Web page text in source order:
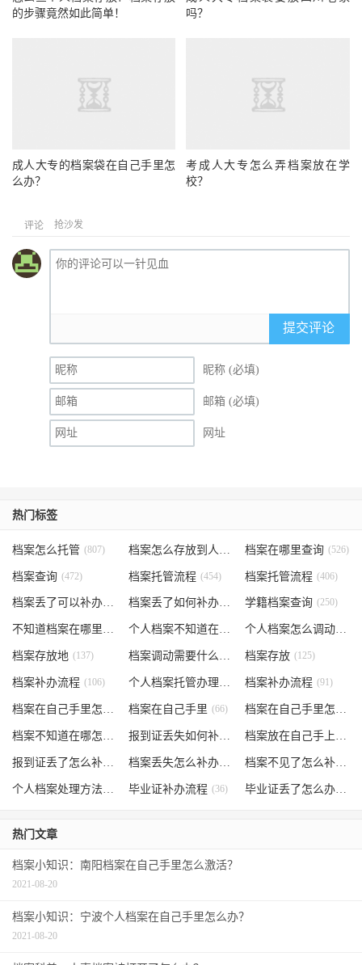
的步骤竟然如此简单！
吗？
成人大专的档案袋在自己手里怎
么办？
考成人大专怎么弄档案放在学
校？
评论 抢沙发
提交评论
昵称 (必填)
邮箱 (必填)
网址
热门标签
档案怎么托管 (807) (535)
档案在哪里查询 (526)
档案查询 (472) 档案托管流程 (454) 档案托管流程 (406)
档案丢了可以补办吗 (371) 档案丢了如何补办 学籍档案查询 (250)
不知道档案在哪里 个人档案不知道在哪儿 (191) 个人档案怎么调动
档案存放地 (137) 档案调动需要什么手续 (130)
档案存放 (125)
档案补办流程 (106) 个人档案托管办理流程 (102)
档案补办流程 (91)
档案在自己手里怎么办 (85)
档案在自己手里 (66) 档案在自己手里怎么处理
档案不知道在哪怎么办 (62) 报到证丢失如何补办 (54) 档案放在自己手上
报到证丢了怎么补办 (52) 档案丢失怎么补办 档案不见了怎么补办
个人档案处理方法 毕业证补办流程 (36) 毕业证丢了怎么办
热门文章
档案小知识：南阳档案在自己手里怎么激活？
2021-08-20
档案小知识：宁波个人档案在自己手里怎么办？
2021-08-20